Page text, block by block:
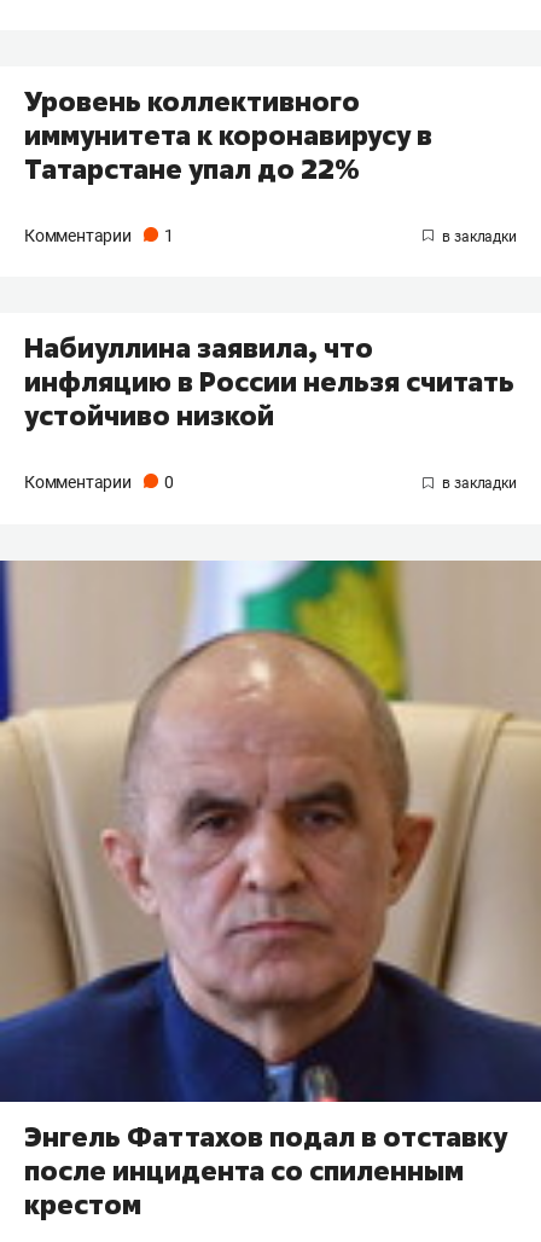
Уровень коллективного
иммунитета к коронавирусу в
Татарстане упал до 22%
Комментарии 1
Набиуллина заявила, что
инфляцию в России нельзя считать
устойчиво низкой
Комментарии 0
Энгель Фаттахов подал в отставку
после инцидента со спиленным
крестом